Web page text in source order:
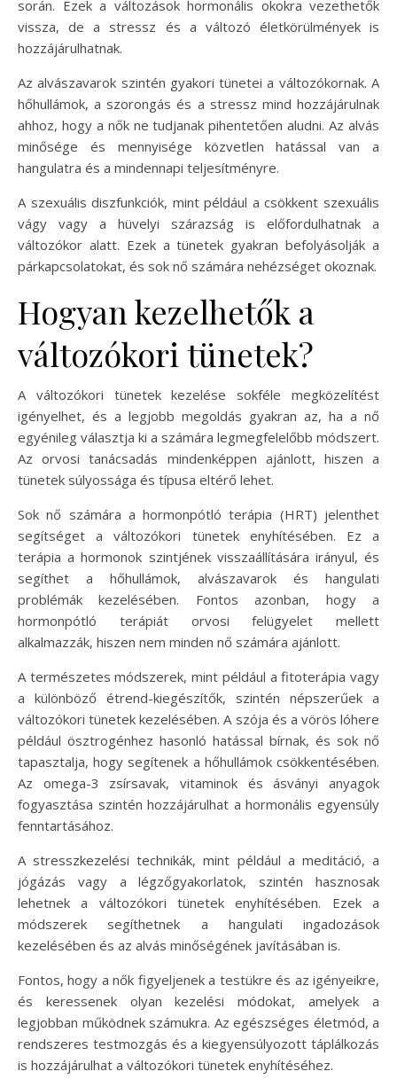
során. Ezek a változások hormonális okokra vezethetők
vissza, de a stressz és a változó életkörülmények is
hozzájárulhatnak.
Az alvászavarok szintén gyakori tünetei a változókornak. A
hőhullámok, a szorongás és a stressz mind hozzájárulnak
ahhoz, hogy a nők ne tudjanak pihentetően aludni. Az alvás
minősége és mennyisége közvetlen hatással van a
hangulatra és a mindennapi teljesítményre.
A szexuális diszfunkciók, mint például a csökkent szexuális
vágy vagy a hüvelyi szárazság is előfordulhatnak a
változókor alatt. Ezek a tünetek gyakran befolyásolják a
párkapcsolatokat, és sok nő számára nehézséget okoznak.
Hogyan kezelhetők a
változókori tünetek?
A változókori tünetek kezelése sokféle megközelítést
igényelhet, és a legjobb megoldás gyakran az, ha a nő
egyénileg választja ki a számára legmegfelelőbb módszert.
Az orvosi tanácsadás mindenképpen ajánlott, hiszen a
tünetek súlyossága és típusa eltérő lehet.
Sok nő számára a hormonpótló terápia (HRT) jelenthet
segítséget a változókori tünetek enyhítésében. Ez a
terápia a hormonok szintjének visszaállítására irányul, és
segíthet a hőhullámok, alvászavarok és hangulati
problémák kezelésében. Fontos azonban, hogy a
hormonpótló terápiát orvosi felügyelet mellett
alkalmazzák, hiszen nem minden nő számára ajánlott.
A természetes módszerek, mint például a fitoterápia vagy
a különböző étrend-kiegészítők, szintén népszerűek a
változókori tünetek kezelésében. A szója és a vörös lóhere
például ösztrogénhez hasonló hatással bírnak, és sok nő
tapasztalja, hogy segítenek a hőhullámok csökkentésében.
Az omega-3 zsírsavak, vitaminok és ásványi anyagok
fogyasztása szintén hozzájárulhat a hormonális egyensúly
fenntartásához.
A stresszkezelési technikák, mint például a meditáció, a
jógázás vagy a légzőgyakorlatok, szintén hasznosak
lehetnek a változókori tünetek enyhítésében. Ezek a
módszerek segíthetnek a hangulati ingadozások
kezelésében és az alvás minőségének javításában is.
Fontos, hogy a nők figyeljenek a testükre és az igényeikre,
és keressenek olyan kezelési módokat, amelyek a
legjobban működnek számukra. Az egészséges életmód, a
rendszeres testmozgás és a kiegyensúlyozott táplálkozás
is hozzájárulhat a változókori tünetek enyhítéséhez.